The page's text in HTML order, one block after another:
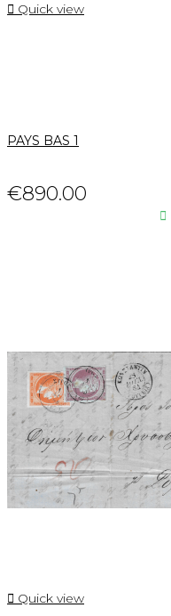
 Quick view
PAYS BAS 1
€890.00

 Quick view